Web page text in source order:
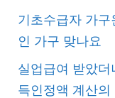
기초수급자 가
인 가구 맞나요
실업급여 받았더
득인정액 계산의